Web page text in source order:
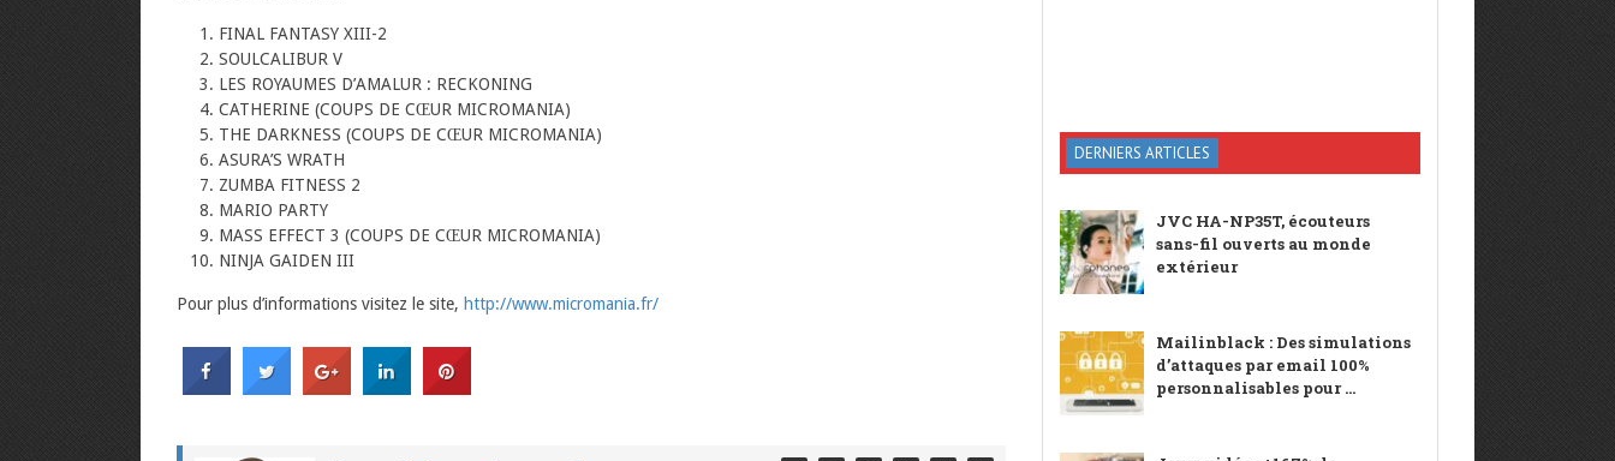
FINAL FANTASY XIII-2
SOULCALIBUR V
LES ROYAUMES D’AMALUR : RECKONING
CATHERINE (COUPS DE CŒUR MICROMANIA)
THE DARKNESS (COUPS DE CŒUR MICROMANIA)
ASURA’S WRATH
ZUMBA FITNESS 2
MARIO PARTY
MASS EFFECT 3 (COUPS DE CŒUR MICROMANIA)
NINJA GAIDEN III
Pour plus d’informations visitez le site, http://www.micromania.fr/
DERNIERS ARTICLES
JVC HA-NP35T, écouteurs
sans-fil ouverts au monde
extérieur
Mailinblack : Des simulations
d’attaques par email 100%
personnalisables pour ...